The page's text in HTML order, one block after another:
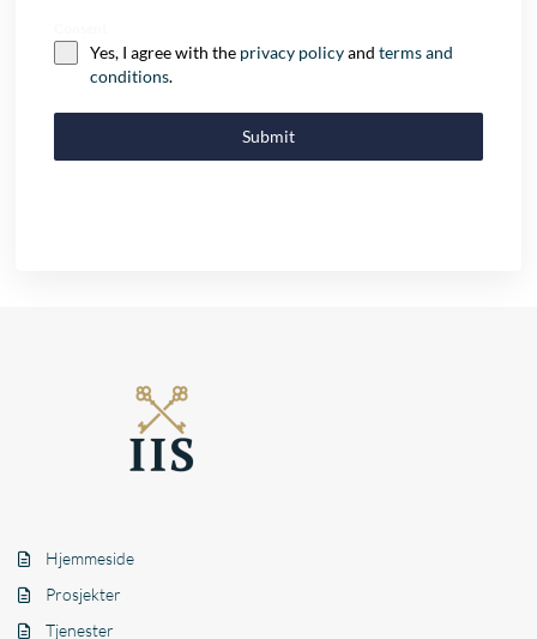
Yes, I agree with the privacy policyandterms and
conditions.
Submit
Hjemmeside
Prosjekter
Tjenester